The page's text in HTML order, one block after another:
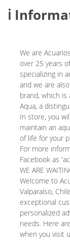
ℹ️
We are
over 25 years
specializing in
and we are
brand, which is
Aqua, a
In store, you
maintain an
of life for your
For more
Facebook as
WE ARE
Welcome to
Valparaíso,
exceptional
personalized
needs. Here
when you visit